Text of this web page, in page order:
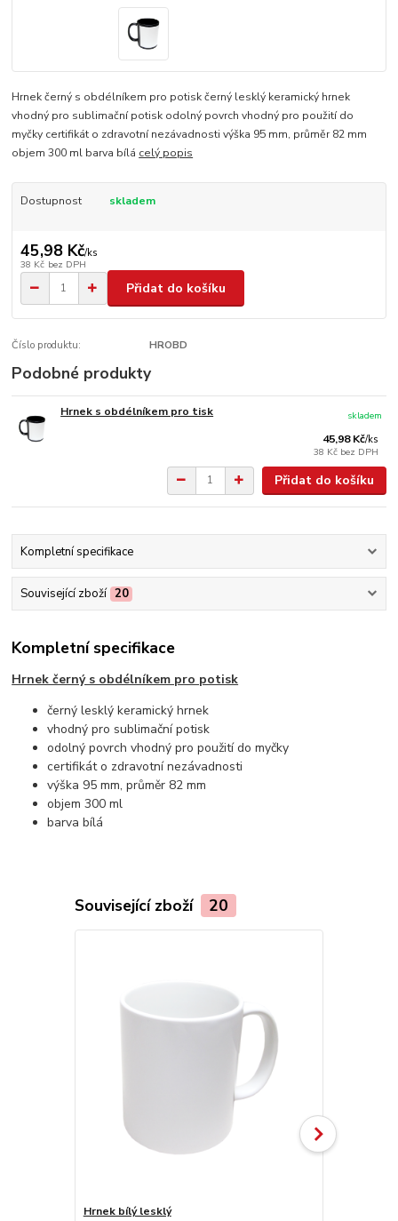
Hrnek černý s obdélníkem pro potisk černý lesklý keramický hrnek
vhodný pro sublimační potisk odolný povrch vhodný pro použití do
myčky certifikát o zdravotní nezávadnosti výška 95 mm, průměr 82 mm
objem 300 ml barva bílá celý popis
Dostupnost skladem
45,98 Kč/ks
38 Kč bez DPH
Přidat do košíku
Číslo produktu: HROBD
Podobné produkty
Hrnek s obdélníkem pro tisk
45,98 Kč/ks
38 Kč bez DPH
skladem
Přidat do košíku
Kompletní specifikace
Související zboží 20
Kompletní specifikace
Hrnek černý s obdélníkem pro potisk
černý lesklý keramický hrnek
vhodný pro sublimační potisk
odolný povrch vhodný pro použití do myčky
certifikát o zdravotní nezávadnosti
výška 95 mm, průměr 82 mm
objem 300 ml
barva bílá
Související zboží 20
Hrnek bílý lesklý